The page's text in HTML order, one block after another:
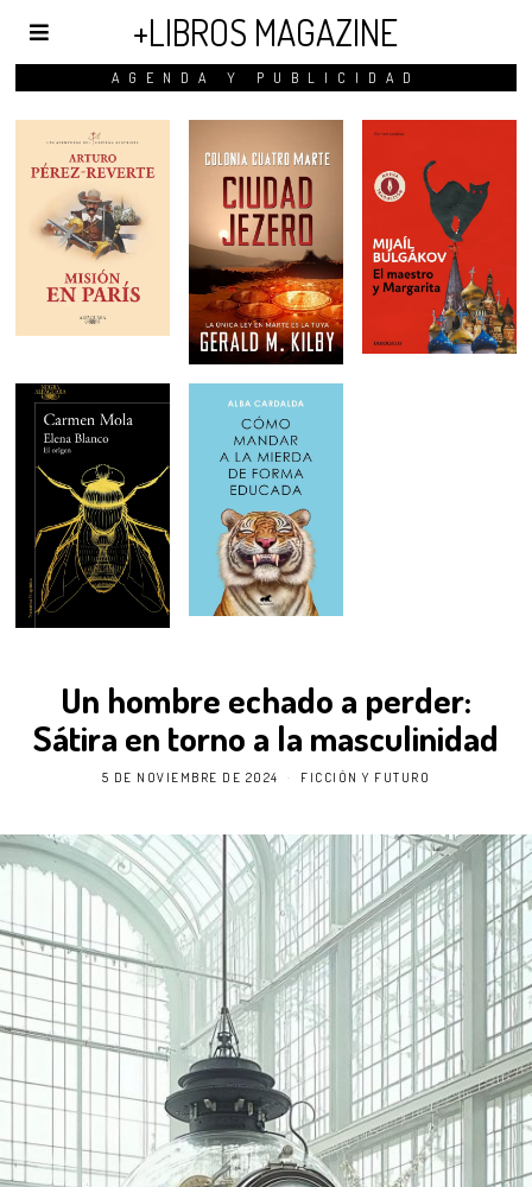
AGENDA Y PUBLICIDAD
+LIBROS MAGAZINE
Un hombre echado a perder:
Sátira en torno a la masculinidad
5 DE NOVIEMBRE DE 2024 FICCIÓN Y FUTURO